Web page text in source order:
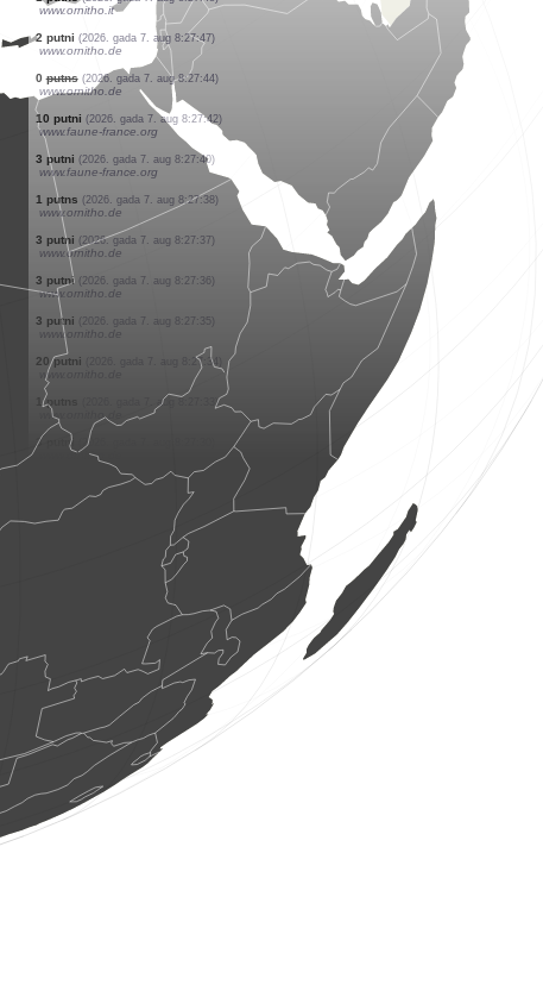
www.ornitho.de
1 putns (2026. gada 7. aug 8:28:02)
www.ornitho.de
3 putni (2026. gada 7. aug 8:28:00)
www.ornitho.de
25 putni (2026. gada 7. aug 8:27:57)
www.ornitho.de
1 putns (2026. gada 7. aug 8:27:55)
www.faune-france.org
2 putni (2026. gada 7. aug 8:27:51)
www.ornitho.de
1 putns (2026. gada 7. aug 8:27:49)
www.ornitho.de
1 putns (2026. gada 7. aug 8:27:48)
www.ornitho.it
2 putni (2026. gada 7. aug 8:27:47)
www.ornitho.de
0putns (2026. gada 7. aug 8:27:44)
www.ornitho.de
10 putni (2026. gada 7. aug 8:27:42)
www.faune-france.org
3 putni (2026. gada 7. aug 8:27:40)
www.faune-france.org
(2026. gada 7. aug 8:27:38)
www.ornitho.de
3 putni (2026. gada 7. aug 8:27:37)
(2026. gada 7. aug 8:27:36)
(2026. gada 7. aug 8:27:35)
(2026. gada 7. aug 8:27:34)
www.ornitho.de
1 putns (2026. gada 7. aug 8:27:33)
www.ornitho.de
3 putni (2026. gada 7. aug 8:27:30)
www.ornitho.de
(2026. gada 7. aug 8:27:29)
www.faune-france.org
1 putns (2026. gada 7. aug 8:27:27)
www.ornitho.it